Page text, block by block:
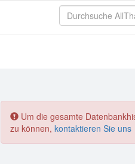
Um die gesamte
zu können, kontaktieren Sie uns